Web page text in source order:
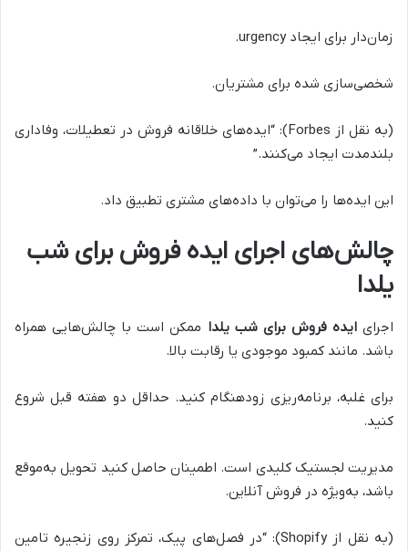
زمان‌دار برای ایجاد urgency.
شخصی‌سازی شده برای مشتریان.
(به نقل از Forbes): “ایده‌های خلاقانه فروش در تعطیلات، وفاداری
بلندمدت ایجاد می‌کنند.”
این ایده‌ها را می‌توان با داده‌های مشتری تطبیق داد.
چالش‌های اجرای ایده فروش برای شب
یلدا
اجرایایده فروش برای شب یلدا ممکن است با چالش‌هایی همراه
باشد. مانند کمبود موجودی یا رقابت بالا.
برای غلبه، برنامه‌ریزی زودهنگام کنید. حداقل دو هفته قبل شروع
کنید.
مدیریت لجستیک کلیدی است. اطمینان حاصل کنید تحویل به‌موقع
باشد، به‌ویژه در فروش آنلاین.
(به نقل از Shopify): “در فصل‌های پیک، تمرکز روی زنجیره تامین